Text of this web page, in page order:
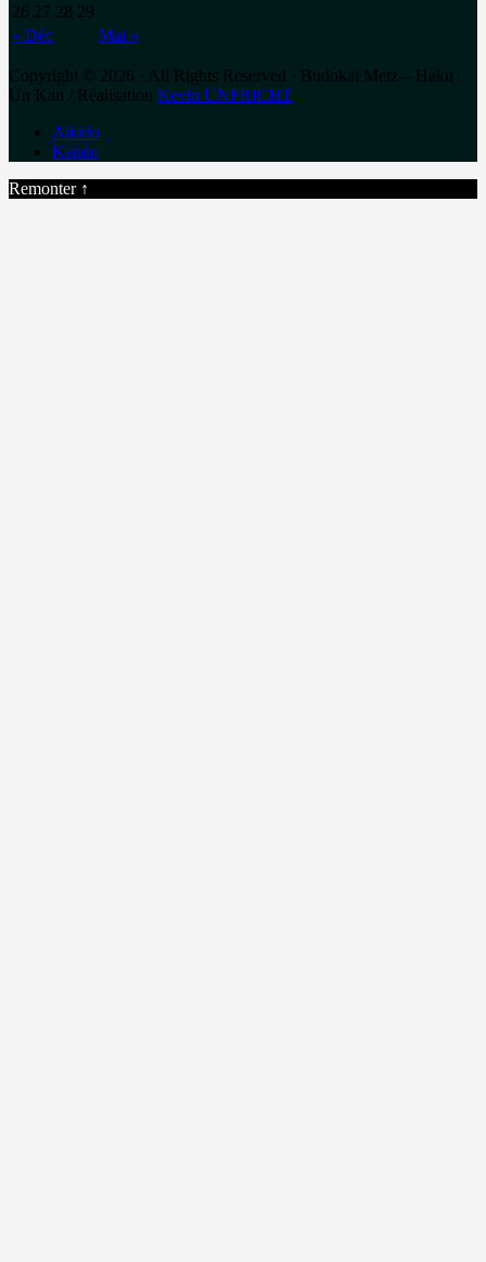
« Déc Mai »
26 27 28 29
Copyright © 2026 · All Rights Reserved · Budokaï Metz – Haku
Un Kan / Réalisation Kevin UNFRICHT
Aïkido
Kendo
Remonter ↑